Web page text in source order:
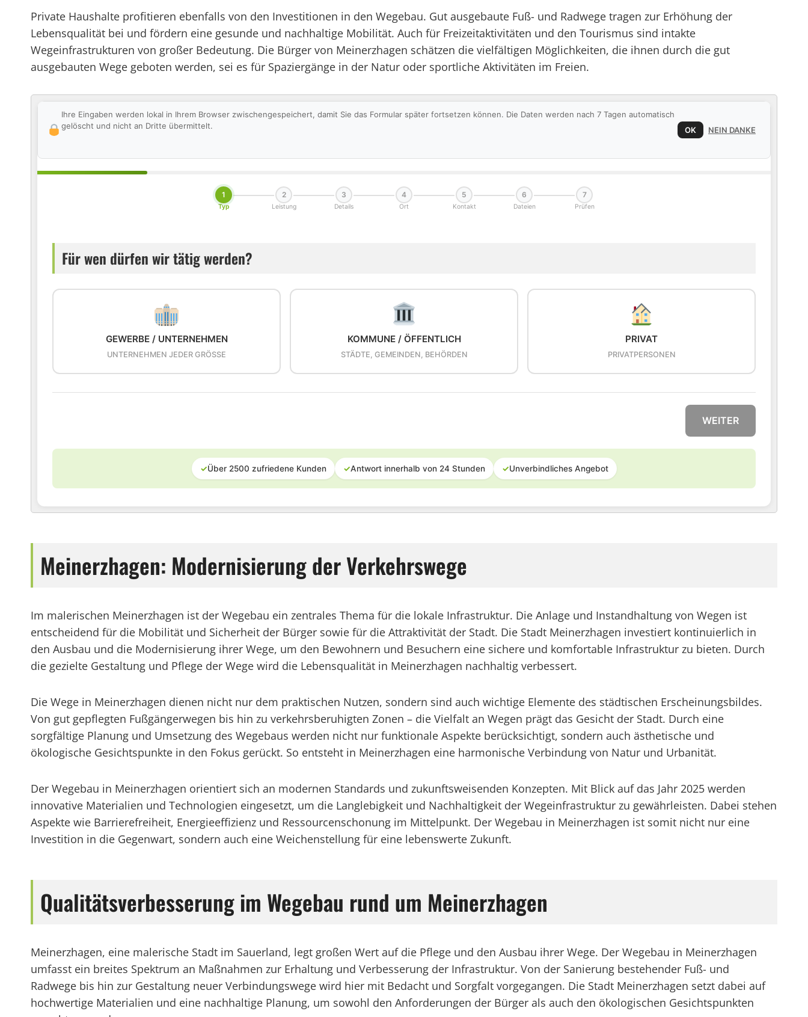
Private Haushalte profitieren ebenfalls von den Investitionen in den Wegebau. Gut ausgebaute Fuß- und Radwege tragen zur Erhöhung der
Lebensqualität bei und fördern eine gesunde und nachhaltige Mobilität. Auch für Freizeitaktivitäten und den Tourismus sind intakte
Wegeinfrastrukturen von großer Bedeutung. Die Bürger von Meinerzhagen schätzen die vielfältigen Möglichkeiten, die ihnen durch die gut
ausgebauten Wege geboten werden, sei es für Spaziergänge in der Natur oder sportliche Aktivitäten im Freien.
Ihre Eingaben werden lokal in Ihrem Browser zwischengespeichert, damit Sie das Formular später fortsetzen können. Die Daten werden nach 7 Tagen automatisch
gelöscht und nicht an Dritte übermittelt.
OK NEIN DANKE
1
Typ
2
Leistung
3
Details
4
Ort
5
Kontakt
6
Dateien
7
Prüfen
Für wen dürfen wir tätig werden?
GEWERBE / UNTERNEHMEN
UNTERNEHMEN JEDER GRÖSSE
KOMMUNE / ÖFFENTLICH
STÄDTE, GEMEINDEN, BEHÖRDEN
PRIVAT
PRIVATPERSONEN
WEITER
✓Über 2500 zufriedene Kunden ✓Antwort innerhalb von 24 Stunden ✓Unverbindliches Angebot
Meinerzhagen: Modernisierung der Verkehrswege
Im malerischen Meinerzhagen ist der Wegebau ein zentrales Thema für die lokale Infrastruktur. Die Anlage und Instandhaltung von Wegen ist
entscheidend für die Mobilität und Sicherheit der Bürger sowie für die Attraktivität der Stadt. Die Stadt Meinerzhagen investiert kontinuierlich in
den Ausbau und die Modernisierung ihrer Wege, um den Bewohnern und Besuchern eine sichere und komfortable Infrastruktur zu bieten. Durch
die gezielte Gestaltung und Pflege der Wege wird die Lebensqualität in Meinerzhagen nachhaltig verbessert.
Die Wege in Meinerzhagen dienen nicht nur dem praktischen Nutzen, sondern sind auch wichtige Elemente des städtischen Erscheinungsbildes.
Von gut gepflegten Fußgängerwegen bis hin zu verkehrsberuhigten Zonen – die Vielfalt an Wegen prägt das Gesicht der Stadt. Durch eine
sorgfältige Planung und Umsetzung des Wegebaus werden nicht nur funktionale Aspekte berücksichtigt, sondern auch ästhetische und
ökologische Gesichtspunkte in den Fokus gerückt. So entsteht in Meinerzhagen eine harmonische Verbindung von Natur und Urbanität.
Der Wegebau in Meinerzhagen orientiert sich an modernen Standards und zukunftsweisenden Konzepten. Mit Blick auf das Jahr 2025 werden
innovative Materialien und Technologien eingesetzt, um die Langlebigkeit und Nachhaltigkeit der Wegeinfrastruktur zu gewährleisten. Dabei stehen
Aspekte wie Barrierefreiheit, Energieeffizienz und Ressourcenschonung im Mittelpunkt. Der Wegebau in Meinerzhagen ist somit nicht nur eine
Investition in die Gegenwart, sondern auch eine Weichenstellung für eine lebenswerte Zukunft.
Qualitätsverbesserung im Wegebau rund um Meinerzhagen
Meinerzhagen, eine malerische Stadt im Sauerland, legt großen Wert auf die Pflege und den Ausbau ihrer Wege. Der Wegebau in Meinerzhagen
umfasst ein breites Spektrum an Maßnahmen zur Erhaltung und Verbesserung der Infrastruktur. Von der Sanierung bestehender Fuß- und
Radwege bis hin zur Gestaltung neuer Verbindungswege wird hier mit Bedacht und Sorgfalt vorgegangen. Die Stadt Meinerzhagen setzt dabei auf
hochwertige Materialien und eine nachhaltige Planung, um sowohl den Anforderungen der Bürger als auch den ökologischen Gesichtspunkten